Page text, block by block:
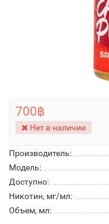
Производитель:
Модель:
Доступно:
Никотин, мг/мл:
Объем, мл:
700฿
Нет в наличии